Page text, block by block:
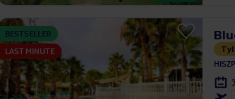
BESTSELLER
LAST MINUTE